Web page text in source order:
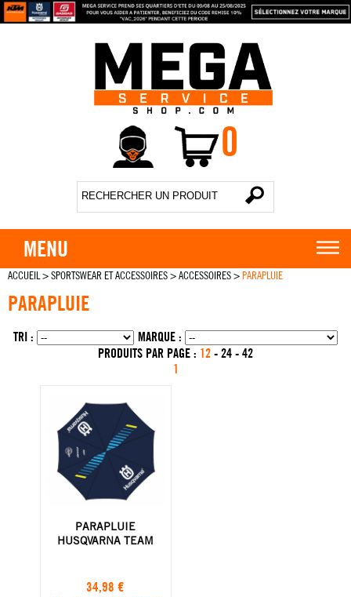
0
MENU
ACCUEIL>SPORTSWEAR ET ACCESSOIRES>ACCESSOIRES>PARAPLUIE
PARAPLUIE
TRI :
MARQUE :
PRODUITS PAR PAGE : 12 - 24 - 42
1
PARAPLUIE
HUSQVARNA TEAM
34,98 €